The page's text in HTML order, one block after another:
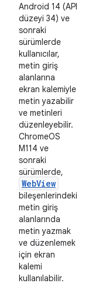
Android 14 (API
düzeyi 34) ve
sonraki
sürümlerde
kullanıcılar,
metin giriş
alanlarına
ekran kalemiyle
metin yazabilir
ve metinleri
düzenleyebilir.
ChromeOS
M114 ve
sonraki
sürümlerde,
WebView
bileşenlerindeki
metin giriş
alanlarında
metin yazmak
ve düzenlemek
için ekran
kalemi
kullanılabilir.